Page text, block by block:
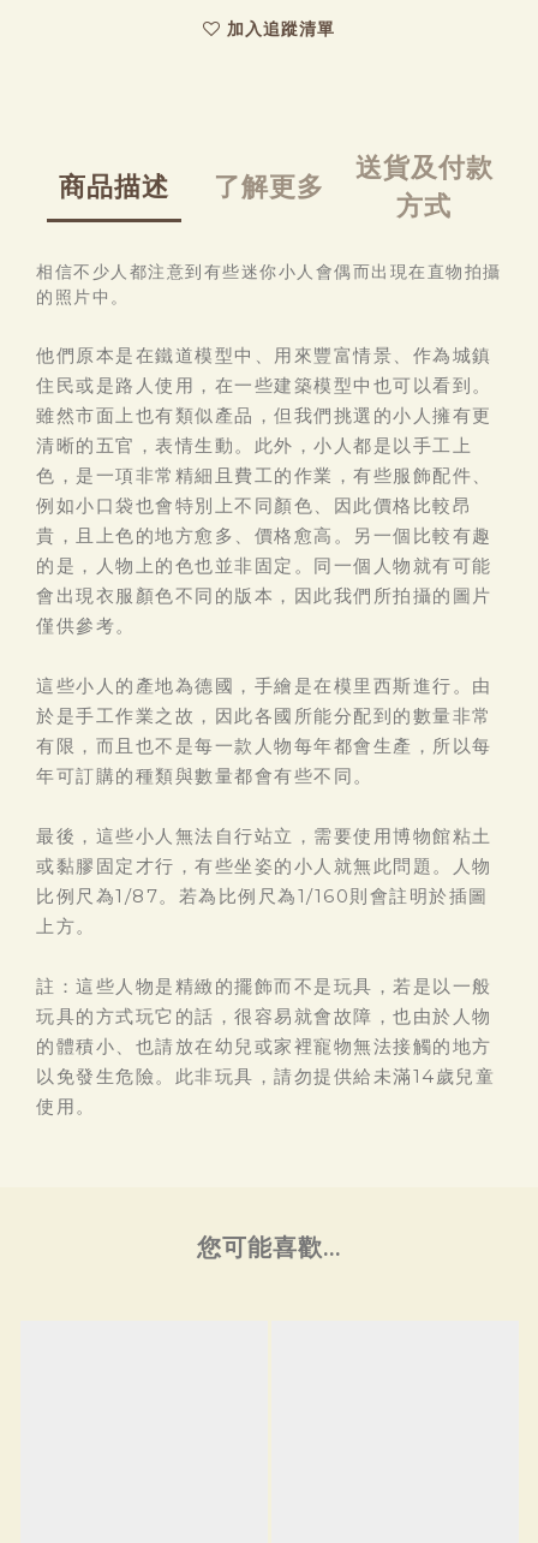
加入追蹤清單
商品描述 了解更多
送貨及付款
方式
相信不少人都注意到有些迷你小人會偶而出現在直物拍攝
的照片中。
他們原本是在鐵道模型中、用來豐富情景、作為城鎮
住民或是路人使用，在一些建築模型中也可以看到。
雖然市面上也有類似產品，但我們挑選的小人擁有更
清晰的五官，表情生動。此外，小人都是以手工上
色，是一項非常精細且費工的作業，有些服飾配件、
例如小口袋也會特別上不同顏色、因此價格比較昂
貴，且上色的地方愈多、價格愈高。另一個比較有趣
的是，人物上的色也並非固定。同一個人物就有可能
會出現衣服顏色不同的版本，因此我們所拍攝的圖片
僅供參考。
這些小人的產地為德國，手繪是在模里西斯進行。由
於是手工作業之故，因此各國所能分配到的數量非常
有限，而且也不是每一款人物每年都會生產，所以每
年可訂購的種類與數量都會有些不同。
最後，這些小人無法自行站立，需要使用博物館粘土
或黏膠固定才行，有些坐姿的小人就無此問題。人物
比例尺為1/87。若為比例尺為1/160則會註明於插圖
上方。
註：這些人物是精緻的擺飾而不是玩具，若是以一般
玩具的方式玩它的話，很容易就會故障，也由於人物
的體積小、也請放在幼兒或家裡寵物無法接觸的地方
以免發生危險。此非玩具，請勿提供給未滿14歲兒童
使用。
您可能喜歡...